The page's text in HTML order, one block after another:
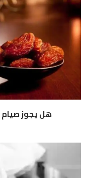
هل يجوز